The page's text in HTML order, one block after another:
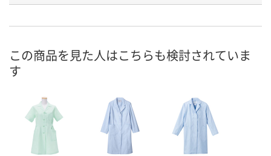
号
お届け日
カゴへ
在庫切れです
（次回入荷日未定）
この商品を見た人はこちらも検討されていま
す